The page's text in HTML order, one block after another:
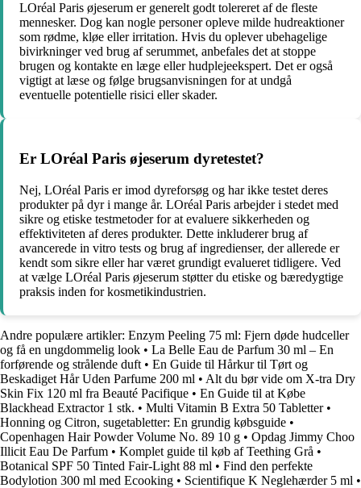
LOréal Paris øjeserum er generelt godt tolereret af de fleste
mennesker. Dog kan nogle personer opleve milde hudreaktioner
som rødme, kløe eller irritation. Hvis du oplever ubehagelige
bivirkninger ved brug af serummet, anbefales det at stoppe
brugen og kontakte en læge eller hudplejeekspert. Det er også
vigtigt at læse og følge brugsanvisningen for at undgå
eventuelle potentielle risici eller skader.
Er LOréal Paris øjeserum dyretestet?
Nej, LOréal Paris er imod dyreforsøg og har ikke testet deres
produkter på dyr i mange år. LOréal Paris arbejder i stedet med
sikre og etiske testmetoder for at evaluere sikkerheden og
effektiviteten af deres produkter. Dette inkluderer brug af
avancerede in vitro tests og brug af ingredienser, der allerede er
kendt som sikre eller har været grundigt evalueret tidligere. Ved
at vælge LOréal Paris øjeserum støtter du etiske og bæredygtige
praksis inden for kosmetikindustrien.
Andre populære artikler: Enzym Peeling 75 ml: Fjern døde hudceller
og få en ungdommelig look • La Belle Eau de Parfum 30 ml – En
forførende og strålende duft • En Guide til Hårkur til Tørt og
Beskadiget Hår Uden Parfume 200 ml • Alt du bør vide om X-tra Dry
Skin Fix 120 ml fra Beauté Pacifique • En Guide til at Købe
Blackhead Extractor 1 stk. • Multi Vitamin B Extra 50 Tabletter•
Honning og Citron, sugetabletter: En grundig købsguide •
Copenhagen Hair Powder Volume No. 89 10 g • Opdag Jimmy Choo
Illicit Eau De Parfum • Komplet guide til køb af Teething Grå •
Botanical SPF 50 Tinted Fair-Light 88 ml • Find den perfekte
Bodylotion 300 ml med Ecooking • Scientifique K Neglehærder 5 ml •